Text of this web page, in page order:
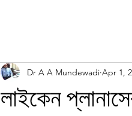
লাইকেন
Dr A A Mundewadi Apr 1,